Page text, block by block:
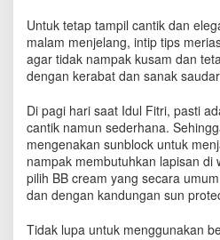
a
n
j
a
n
H
a
r
i
S
e
a
Untuk tetap tampil cantik dan
malam menjelang, intip tips
agar tidak nampak kusam dan
dengan kerabat dan sanak
Di pagi hari saat Idul Fitri, pasti
cantik namun sederhana.
mengenakan sunblock untuk
nampak membutuhkan lapisan di
pilih BB cream yang secara
dan dengan kandungan sun
Tidak lupa untuk menggunakan